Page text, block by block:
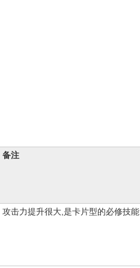
备注
攻击力提升很大,是卡片型的必修技能